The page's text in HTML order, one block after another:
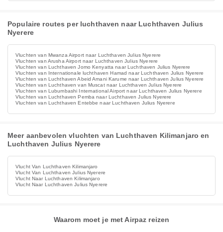
Populaire routes per luchthaven naar Luchthaven Julius
Nyerere
Vluchten van Mwanza Airport naar Luchthaven Julius Nyerere
Vluchten van Arusha Airport naar Luchthaven Julius Nyerere
Vluchten van Luchthaven Jomo Kenyatta naar Luchthaven Julius Nyerere
Vluchten van Internationale luchthaven Hamad naar Luchthaven Julius Nyerere
Vluchten van Luchthaven Abeid Amani Karume naar Luchthaven Julius Nyerere
Vluchten van Luchthaven van Muscat naar Luchthaven Julius Nyerere
Vluchten van Lubumbashi International Airport naar Luchthaven Julius Nyerere
Vluchten van Luchthaven Pemba naar Luchthaven Julius Nyerere
Vluchten van Luchthaven Entebbe naar Luchthaven Julius Nyerere
Meer aanbevolen vluchten van Luchthaven Kilimanjaro en
Luchthaven Julius Nyerere
Vlucht Van Luchthaven Kilimanjaro
Vlucht Van Luchthaven Julius Nyerere
Vlucht Naar Luchthaven Kilimanjaro
Vlucht Naar Luchthaven Julius Nyerere
Waarom moet je met Airpaz reizen